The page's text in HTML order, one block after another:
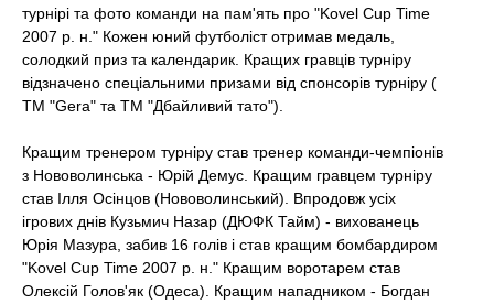
турнірі та фото команди на пам'ять про "Kovel Cup Time
2007 р. н." Кожен юний футболіст отримав медаль,
солодкий приз та календарик. Кращих гравців турніру
відзначено спеціальними призами від спонсорів турніру (
ТМ "Gera" та ТМ "Дбайливий тато").
Кращим тренером турніру став тренер команди-чемпіонів
з Нововолинська - Юрій Демус. Кращим гравцем турніру
став Ілля Осінцов (Нововолинський). Впродовж усіх
ігрових днів Кузьмич Назар (ДЮФК Тайм) - вихованець
Юрія Мазура, забив 16 голів і став кращим бомбардиром
"Kovel Cup Time 2007 р. н." Кращим воротарем став
Олексій Голов'як (Одеса). Кращим нападником - Богдан